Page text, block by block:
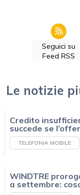
Seguici su
Feed RSS
Le notizie
Credito
succede se
TELEFONIA MOBILE
WINDTRE
a settembre: